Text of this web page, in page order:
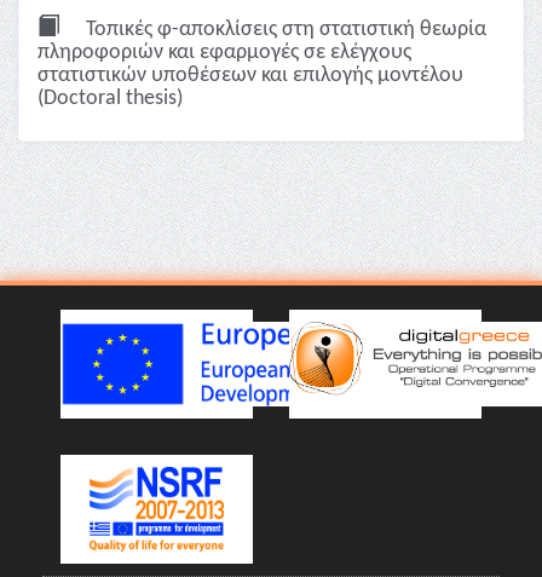
Τοπικές φ-αποκλίσεις στη στατιστική θεωρία
πληροφοριών και εφαρμογές σε ελέγχους
στατιστικών υποθέσεων και επιλογής μοντέλου
(Doctoral thesis)